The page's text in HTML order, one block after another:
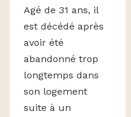
Agé de 31 ans, il
est décédé après
avoir été
abandonné trop
longtemps dans
son logement
suite à un